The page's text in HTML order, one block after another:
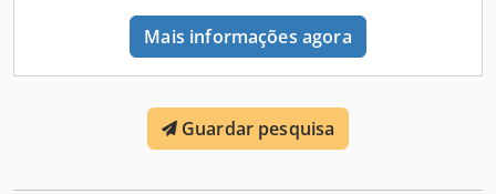
Mais informações agora
Guardar pesquisa